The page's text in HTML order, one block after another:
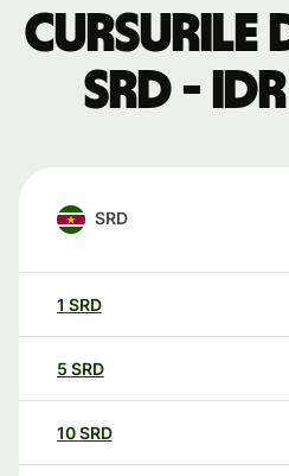
Cursurile
SRD -
SRD
1 SRD
5 SRD
10SRD